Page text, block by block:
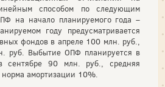
способом по следующим
на начало планируемого года –
году предусматривается
фондов в апреле 100 млн. руб.,
руб. Выбытие ОПФ планируется в
90 млн. руб., средняя
амортизации 10%.